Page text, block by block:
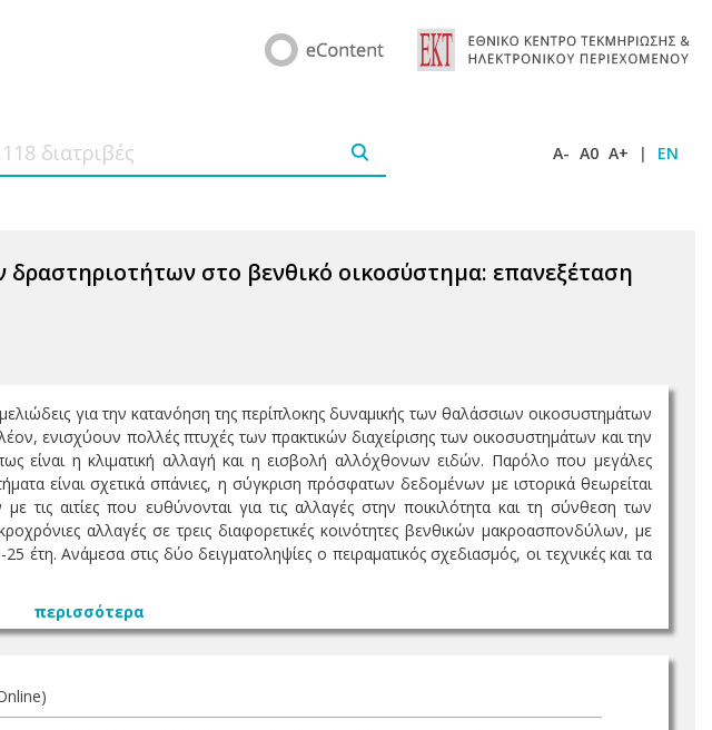
A- A0 A+ | EN
στο βενθικό οικοσύστημα: επανεξέταση
για την κατανόηση της περίπλοκης δυναμικής των θαλάσσιων οικοσυστημάτων
ενισχύουν πολλές πτυχές των πρακτικών διαχείρισης των οικοσυστημάτων και την
είναι η κλιματική αλλαγή και η εισβολή αλλόχθονων ειδών. Παρόλο που μεγάλες
είναι σχετικά σπάνιες, η σύγκριση πρόσφατων δεδομένων με ιστορικά θεωρείται
τις αιτίες που ευθύνονται για τις αλλαγές στην ποικιλότητα και τη σύνθεση των
αλλαγές σε τρεις διαφορετικές κοινότητες βενθικών μακροασπονδύλων, με
έτη. Ανάμεσα στις δύο δειγματοληψίες ο πειραματικός σχεδιασμός, οι τεχνικές και τα
περισσότερα